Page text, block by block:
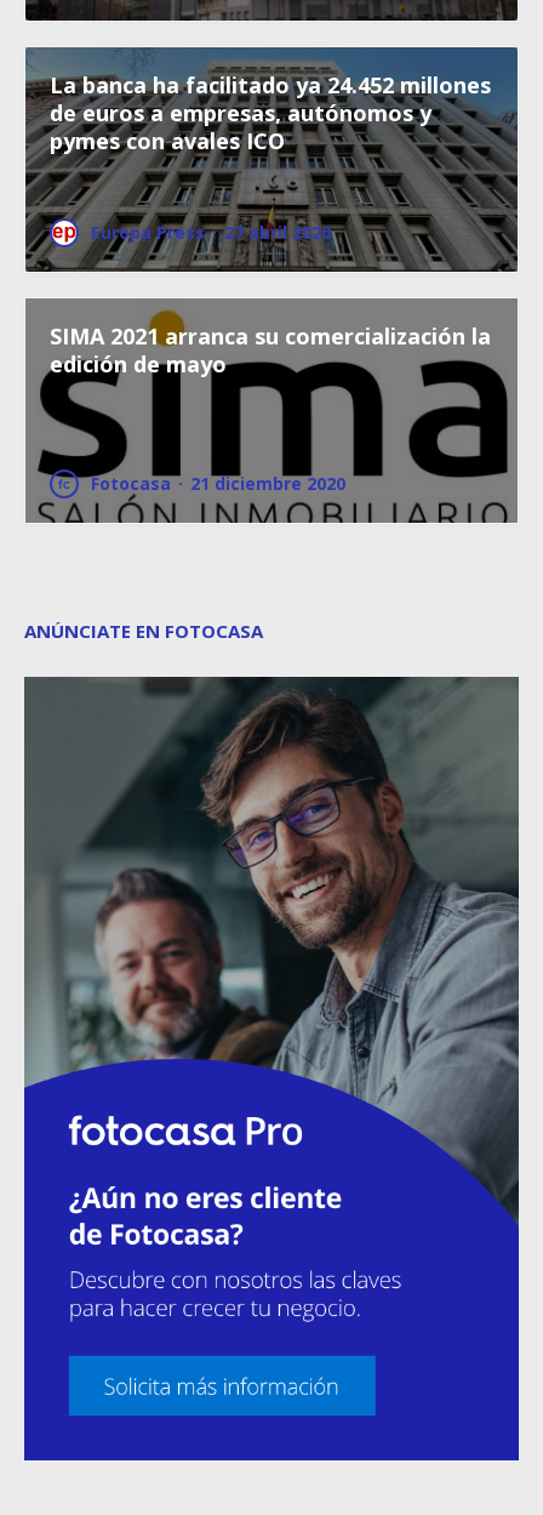
La banca ha facilitado ya 24.452 millones
de euros a empresas, autónomos y
pymes con avales ICO
Europa Press · 27 abril 2020
SIMA 2021 arranca su comercialización la
edición de mayo
Fotocasa · 21 diciembre 2020
ANÚNCIATE EN FOTOCASA